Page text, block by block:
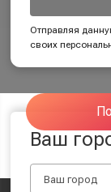
Отправляя
своих
Ваш